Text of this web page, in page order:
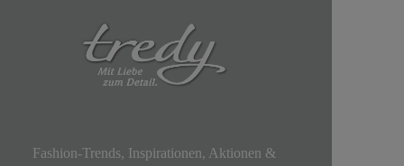
Fashion-Trends, Inspirationen, Aktionen &